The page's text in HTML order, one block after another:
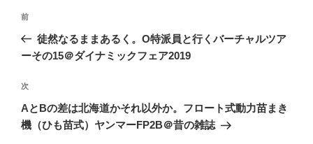
投
ナ
ゲ
ー
シ
前
の
前
徒然なるままあるく。O特派員と行くバーチャルツア
ーその15＠ダイナミックフェア2019
次
の
投
次
AとBの差は北海道かそれ以外か。フロート式動力苗まき
機（ひも苗式）ヤンマーFP2B＠昔の雑誌